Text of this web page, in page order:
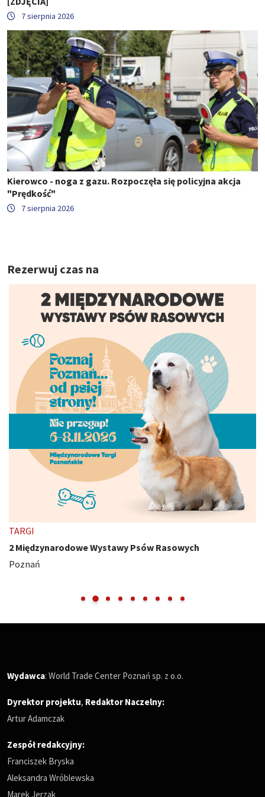
7 sierpnia 2026
Kierowco - noga z gazu. Rozpoczęła się policyjna akcja
"Prędkość"
7 sierpnia 2026
Rezerwuj czas na
TARGI
2 Międzynarodowe Wystawy Psów Rasowych
Poznań
Wydawca: World Trade Center Poznań sp. z o.o.
Dyrektor projektu, Redaktor Naczelny:
Artur Adamczak
Zespół redakcyjny:
Franciszek Bryska
Aleksandra Wróblewska
Marek Jerzak